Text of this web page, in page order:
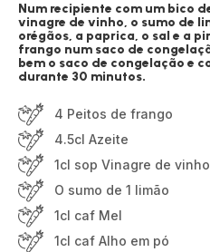
Num recipiente com um bico
vinagre de vinho, o sumo de
orégãos, a paprica, o sal e a
frango num saco de
bem o saco de congelação e
durante 30 minutos.
4 Peitos de frango
4.5cl Azeite
1cl sop Vinagre de
O sumo de 1 limão
1cl caf Mel
1cl caf Alho em pó